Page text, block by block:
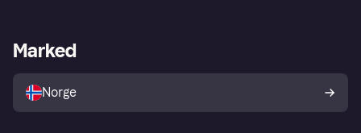
Utforsk butikker
Merchant portal
Marked
Norge